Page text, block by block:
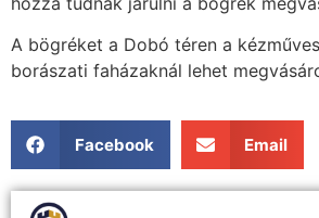
A bögréket a Dobó téren a
borászati faházaknál lehet
Facebook Email